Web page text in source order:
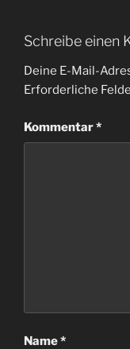
Schreibe einen
Deine E-Mail-
Erforderliche
Kommentar*
Name*